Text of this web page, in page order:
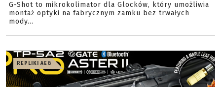
G-Shot to mikrokolimator dla Glocków, który umożliwia
montaż optyki na fabrycznym zamku bez trwałych
mody...
REPLIKI AEG